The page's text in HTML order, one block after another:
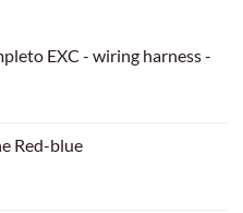
EXC - wiring harness -
Red-blue